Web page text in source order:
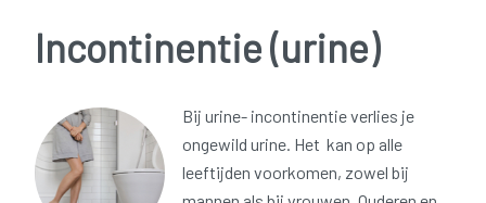
Incontinentie (urine)
Bij urine- incontinentie verlies je
ongewild urine. Het kan op alle
leeftijden voorkomen, zowel bij